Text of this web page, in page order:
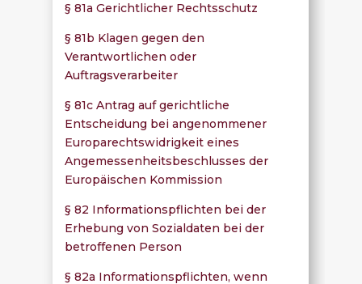
§ 81a Gerichtlicher Rechtsschutz
§ 81b Klagen gegen den
Verantwortlichen oder
Auftragsverarbeiter
§ 81c Antrag auf gerichtliche
Entscheidung bei angenommener
Europarechtswidrigkeit eines
Angemessenheitsbeschlusses der
Europäischen Kommission
§ 82 Informationspflichten bei der
Erhebung von Sozialdaten bei der
betroffenen Person
§ 82a Informationspflichten, wenn